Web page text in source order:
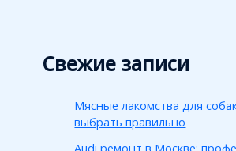
Свежие записи
Мясные лакомства для
выбрать правильно
Audi ремонт в Москве: